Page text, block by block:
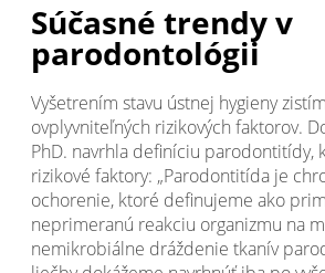
Súčasné trendy v
parodontológii
Vyšetrením stavu ústnej hygieny
ovplyvniteľných rizikových faktorov.
PhD. navrhla definíciu parodontitídy,
rizikové faktory: „Parodontitída je
ochorenie, ktoré definujeme ako
neprimeranú reakciu organizmu na
nemikrobiálne dráždenie tkanív